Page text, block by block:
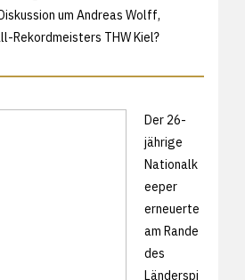
um Andreas Wolff,
Rekordmeisters THW Kiel?
Der 26-
jährige
Nationalk
eeper
erneuerte
am Rande
des
Länderspi